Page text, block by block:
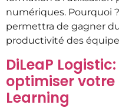
numériques. Pourquoi
permettra de gagner
productivité des
DiLeaP
optimiser votre
Learning